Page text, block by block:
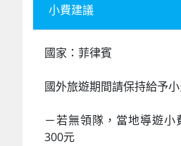
小費建議
國家：菲律賓
國外旅遊期間請保持給予
－若無領隊，當地導遊
300元